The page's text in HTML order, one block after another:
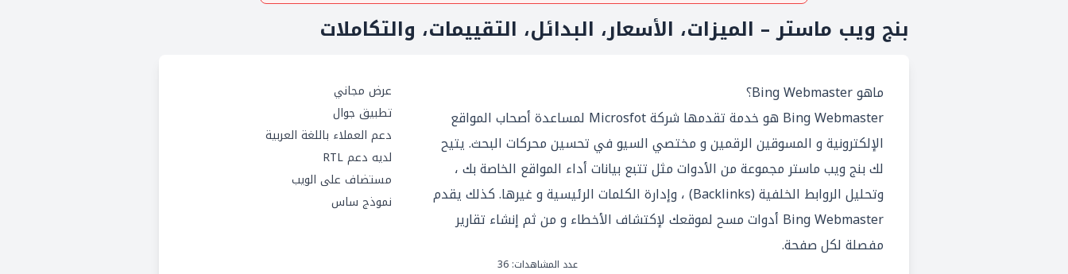
بنج ويب ماستر – الميزات، الأسعار، البدائل، التقييمات، والتكاملات
ماهو Bing Webmaster؟
Bing Webmaster هو خدمة تقدمها شركة Microsfot لمساعدة أصحاب المواقع
الإلكترونية و المسوقين الرقمين و مختصي السيو في تحسين محركات البحث. يتيح
لك بنج ويب ماستر مجموعة من الأدوات مثل تتبع بيانات أداء المواقع الخاصة بك ،
وتحليل الروابط الخلفية (Backlinks) ، وإدارة الكلمات الرئيسية و غيرها. كذلك يقدم
Bing Webmaster أدوات مسح لموقعك لإكتشاف الأخطاء و من ثم إنشاء تقارير
مفصلة لكل صفحة.
عرض مجاني
تطبيق جوال
دعم العملاء باللغة العربية
لديه دعم RTL
مستضاف على الويب
نموذج ساس
عدد المشاهدات: 36